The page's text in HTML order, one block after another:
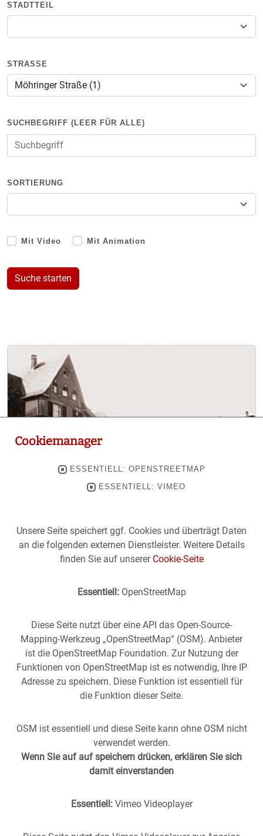
STADTTEIL
STRASSE
SUCHBEGRIFF (LEER FÜR ALLE)
SORTIERUNG
Mit Video Mit Animation
Suche starten
Möhringer Straße
Stuttgart aus derVergangenheitin dieGegenwart
Historische Fotos aus Stuttgart im direkten Vergleich mit
Cookiemanager
ESSENTIELL: OPENSTREETMAP
ESSENTIELL: VIMEO
Unsere Seite speichert ggf. Cookies und überträgt Daten
an die folgenden externen Dienstleister. Weitere Details
finden Sie auf unserer Cookie-Seite
Essentiell:OpenStreetMap
Diese Seite nutzt über eine API das Open-Source-
Mapping-Werkzeug „OpenStreetMap“ (OSM). Anbieter
ist die OpenStreetMap Foundation. Zur Nutzung der
Funktionen von OpenStreetMap ist es notwendig, Ihre IP
Adresse zu speichern. Diese Funktion ist essentiell für
die Funktion dieser Seite.
OSM ist essentiell und diese Seite kann ohne OSM nicht
verwendet werden.
Wenn Sie auf auf speichern drücken, erklären Sie sich
damit einverstanden
Essentiell:Vimeo Videoplayer